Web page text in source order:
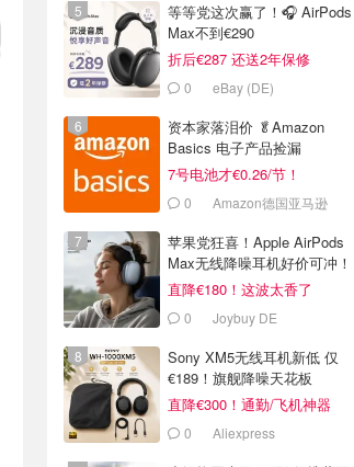
等等党这次赢了！🎧 AirPods
Max不到€290
折后€287 还送2年保修
0 eBay (DE)
资本家落泪价 🥬Amazon
Basics 电子产品捡漏
7号电池才€0.26/节！
0 Amazon德国亚马逊
苹果党狂喜！Apple AirPods
Max无线降噪耳机好价可冲！
直降€180！这波太香了
0 Joybuy DE
Sony XM5无线耳机新低 仅
€189！旗舰降噪天花板
直降€300！通勤/飞机神器
0 Aliexpress